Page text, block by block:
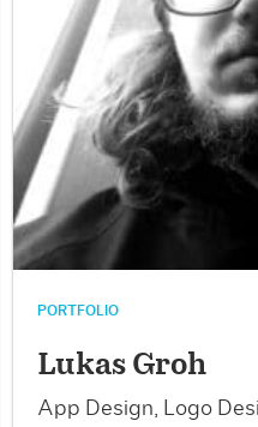
PORTFOLIO
Lukas Groh
App Design, Logo